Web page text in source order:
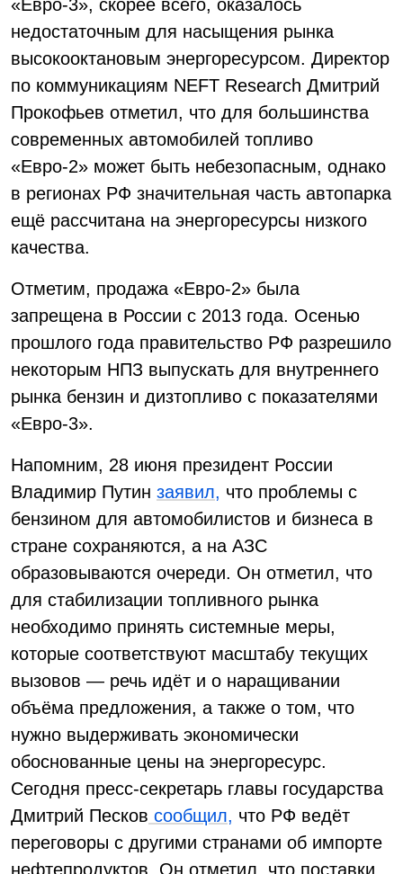
«Евро-3», скорее всего, оказалось
недостаточным для насыщения рынка
высокооктановым энергоресурсом. Директор
по коммуникациям NEFT Research Дмитрий
Прокофьев отметил, что для большинства
современных автомобилей топливо
«Евро-2» может быть небезопасным, однако
в регионах РФ значительная часть автопарка
ещё рассчитана на энергоресурсы низкого
качества.
Отметим, продажа «Евро-2» была
запрещена в России с 2013 года. Осенью
прошлого года правительство РФ разрешило
некоторым НПЗ выпускать для внутреннего
рынка бензин и дизтопливо с показателями
«Евро-3».
Напомним, 28 июня президент России
Владимир Путин заявил, что проблемы с
бензином для автомобилистов и бизнеса в
стране сохраняются, а на АЗС
образовываются очереди. Он отметил, что
для стабилизации топливного рынка
необходимо принять системные меры,
которые соответствуют масштабу текущих
вызовов — речь идёт и о наращивании
объёма предложения, а также о том, что
нужно выдерживать экономически
обоснованные цены на энергоресурс.
Сегодня пресс-секретарь главы государства
Дмитрий Песков сообщил, что РФ ведёт
переговоры с другими странами об импорте
нефтепродуктов. Он отметил, что поставки